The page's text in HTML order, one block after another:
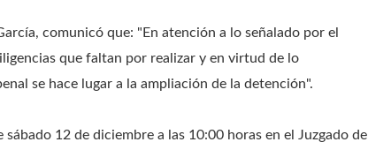
comunicó que: "En atención a lo señalado por el
que faltan por realizar y en virtud de lo
se hace lugar a la ampliación de la detención".
12 de diciembre a las 10:00 horas en el Juzgado de